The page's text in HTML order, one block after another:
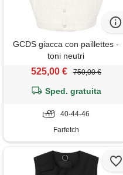
GCDS giacca con paillettes -
toni neutri
525,00 € 750,00 €
Sped. gratuita
40-44-46
Farfetch